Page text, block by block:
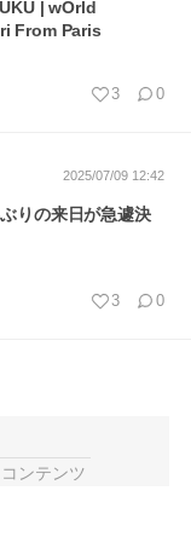
| wOrld
From Paris
3 0
2025/07/09 12:42
りの来日が急遽決
3 0
ンテンツ